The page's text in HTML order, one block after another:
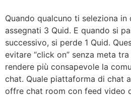
Quando qualcuno ti seleziona in
assegnati 3 Quid. E quando si
successivo, si perde 1 Quid.
evitare “click on” senza meta
rendere più consapevole la
chat. Quale piattaforma di chat
offre chat room con feed video